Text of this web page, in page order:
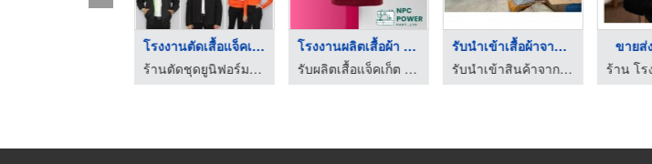
โรงงานตัดเสื้อยืด รั ...
ร้านตัดชุดยูนิฟอร์ม โรงงานผลิตชุดยูนิฟอร์ม
โรงงานตัดเสื้อยืดโปโ ...
ร้านตัดชุดยูนิฟอร์ม โรงงานผลิตชุดยูนิฟอร์ม
โรงงานตัดเสื้อแจ็คเก ...
ร้านตัดชุดยูนิฟอร์ม โรงงานผลิตชุดยูนิฟอร์ม
รับผลิตเสื้อแจ็คเก็ต - เอ็น พี ซี พาวเวอร์